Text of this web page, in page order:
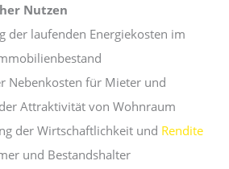
Nutzen
der laufenden Energiekosten im
Nebenkosten für Mieter und
Attraktivität von Wohnraum
der Wirtschaftlichkeit und Rendite
und Bestandshalter